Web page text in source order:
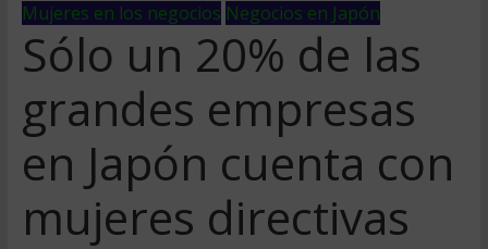
Mujeres en los negocios Negocios en Japón
Sólo un 20% de las
grandes empresas
en Japón cuenta con
mujeres directivas